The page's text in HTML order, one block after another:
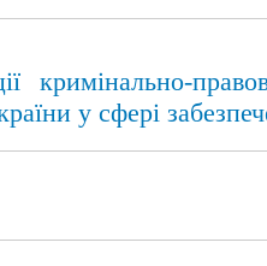
кримінально-
у сфері